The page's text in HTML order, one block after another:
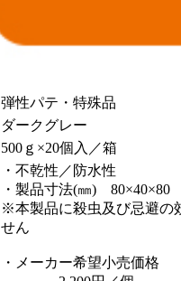
弾性パテ・特殊品
ダークグレー
500ｇ×20個入／箱
・不乾性／防水性
・製品寸法(㎜) 80×40×80
※本製品に殺虫及び忌避の
せん
・メーカー希望小売価格